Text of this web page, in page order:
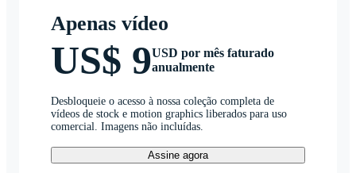
Apenas vídeo
US$ 9USD por mês faturado
anualmente
Desbloqueie o acesso à nossa coleção completa de
vídeos de stock e motion graphics liberados para uso
comercial. Imagens não incluídas.
Assine agora